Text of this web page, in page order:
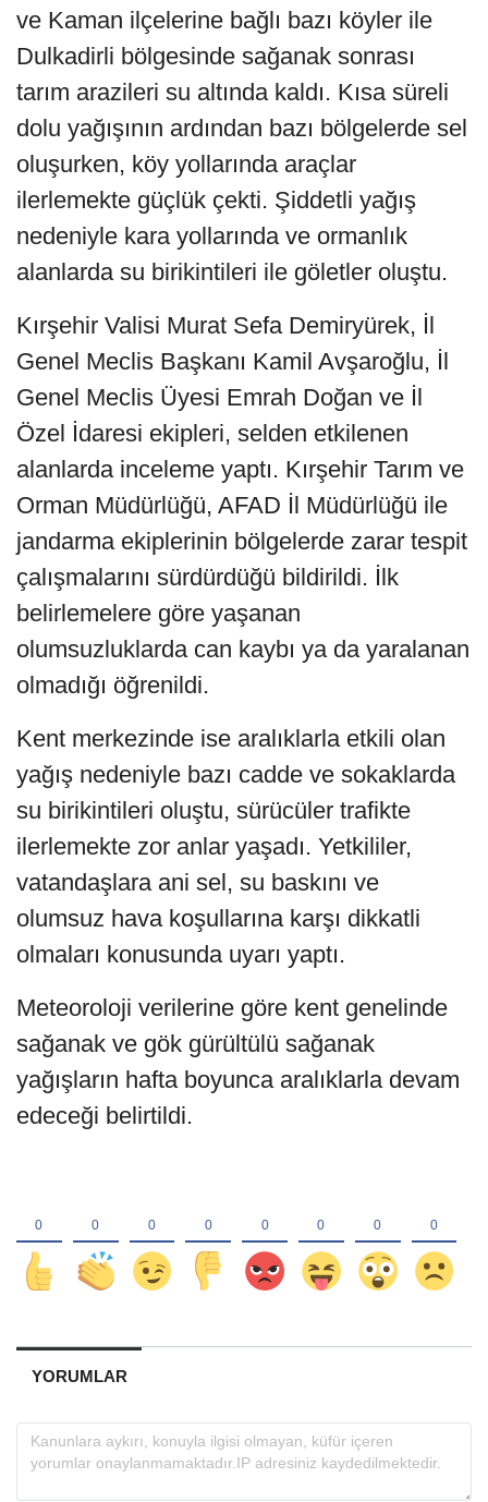
ve Kaman ilçelerine bağlı bazı köyler ile
Dulkadirli bölgesinde sağanak sonrası
tarım arazileri su altında kaldı. Kısa süreli
dolu yağışının ardından bazı bölgelerde sel
oluşurken, köy yollarında araçlar
ilerlemekte güçlük çekti. Şiddetli yağış
nedeniyle kara yollarında ve ormanlık
alanlarda su birikintileri ile göletler oluştu.
Kırşehir Valisi Murat Sefa Demiryürek, İl
Genel Meclis Başkanı Kamil Avşaroğlu, İl
Genel Meclis Üyesi Emrah Doğan ve İl
Özel İdaresi ekipleri, selden etkilenen
alanlarda inceleme yaptı. Kırşehir Tarım ve
Orman Müdürlüğü, AFAD İl Müdürlüğü ile
jandarma ekiplerinin bölgelerde zarar tespit
çalışmalarını sürdürdüğü bildirildi. İlk
belirlemelere göre yaşanan
olumsuzluklarda can kaybı ya da yaralanan
olmadığı öğrenildi.
Kent merkezinde ise aralıklarla etkili olan
yağış nedeniyle bazı cadde ve sokaklarda
su birikintileri oluştu, sürücüler trafikte
ilerlemekte zor anlar yaşadı. Yetkililer,
vatandaşlara ani sel, su baskını ve
olumsuz hava koşullarına karşı dikkatli
olmaları konusunda uyarı yaptı.
Meteoroloji verilerine göre kent genelinde
sağanak ve gök gürültülü sağanak
yağışların hafta boyunca aralıklarla devam
edeceği belirtildi.
YORUMLAR